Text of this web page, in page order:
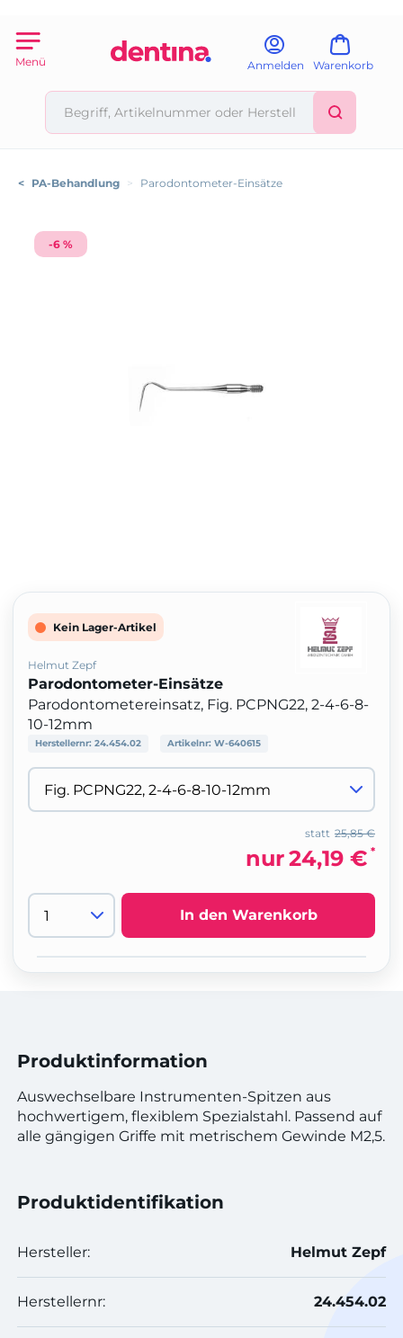
Menü Anmelden Warenkorb
< PA-Behandlung > Parodontometer-Einsätze
-6 %
Kein Lager-Artikel
Helmut Zepf
Parodontometer-Einsätze
Parodontometereinsatz, Fig. PCPNG22, 2-4-6-8-
10-12mm
Herstellernr: 24.454.02 Artikelnr: W-640615
25,85 €
statt
nur24,19 € *
In den Warenkorb
Produktinformation
Auswechselbare Instrumenten-Spitzen aus
hochwertigem, flexiblem Spezialstahl. Passend auf
alle gängigen Griffe mit metrischem Gewinde M2,5.
Produktidentifikation
Hersteller: Helmut Zepf
Herstellernr: 24.454.02